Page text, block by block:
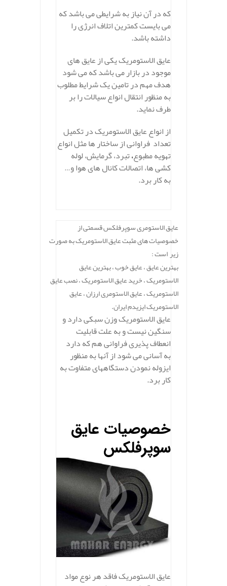
که در آن نیاز به شرایطی می باشد که
می بایست کمترین اتلاف انرژی را
داشته باشد.
عایق الاستومریک یکی از عایق های
موجود در بازار می باشد که می شود
هدف مهم در تامین یک شرایط مطلوب
به منظور انتقال انواع سیالات را بر
طرف نماید.
از انواع عایق الاستومریک در تکمیل
تعداد فراوانی از ساختار ها مثل انواع
تهویه مطبوع،تبرد، گرمایش، لوله
کشی ها، اتصالات کانال های هوا و…
به کار برد.
عایق الاستومری سوپرفلکس قسمتی از
خصوصیات های مثبت عایق الاستومریک به صورت
زیر است :
بهترین عایق ، عایق خوب ، بهترین عایق
الاستومریک ، خرید عایق الاستومریک ، نصب عایق
الاستومریک ، عایق الاستومری ارزان ، عایق
الاستومریک ایزیدم ایران.
عایق الاستومریک وزن سبکی دارد و
سنگین نیست و به علت قابلیت
انعطاف پذیری فراوانی هم که دارد
به آسانی می شود از آنها به منظور
ایزوله نمودن دستگاههای متفاوت به
کار برد.
خصوصیات عایق
سوپرفلکس
عایق الاستومریک فاقد هر نوع مواد